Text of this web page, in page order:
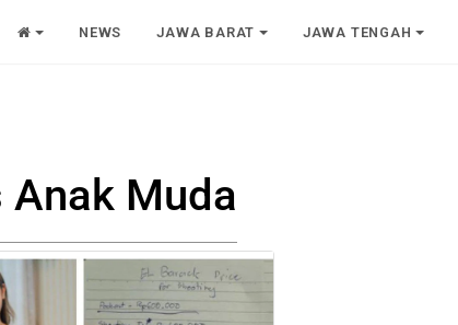
NEWS JAWA BARAT JAWA TENGAH
Anak Muda